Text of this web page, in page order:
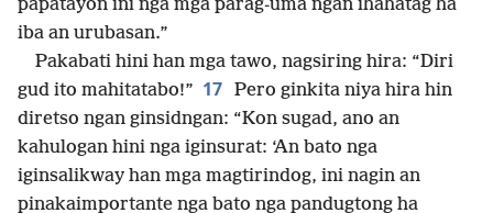
papatayon ini nga mga parag-uma ngan ihahatag ha
iba an urubasan.”
Pakabati hini han mga tawo, nagsiring hira: “Diri
gud ito mahitatabo!” 17 Pero ginkita niya hira hin
diretso ngan ginsidngan: “Kon sugad, ano an
kahulogan hini nga iginsurat: ‘An bato nga
iginsalikway han mga magtirindog, ini nagin an
pinakaimportante nga bato nga pandugtong ha